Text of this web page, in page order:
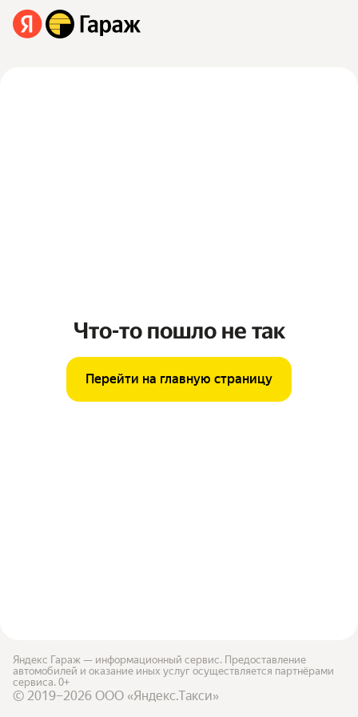
Что-то пошло не так
Перейти на главную страницу
Яндекс Гараж — информационный сервис. Предоставление
автомобилей и оказание иных услуг осуществляется партнёрами
сервиса. 0+
© 2019–2026 ООО «Яндекс.Такси»